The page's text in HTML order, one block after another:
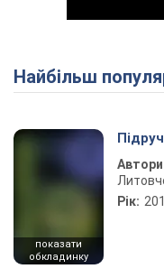
Найбільш
показати
обкладинку
Рік: